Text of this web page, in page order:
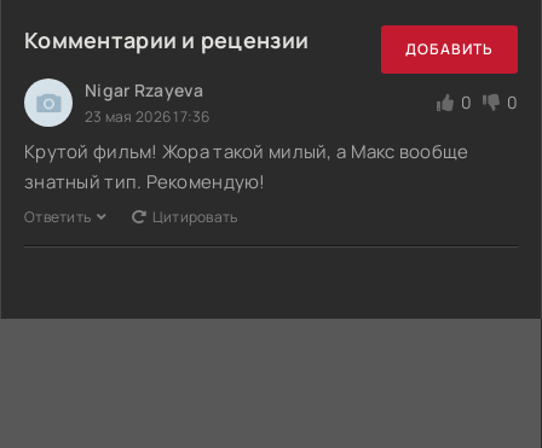
Комментарии и рецензии ДОБАВИТЬ
Nigar Rzayeva
23 мая 2026 17:36
0 0
Крутой фильм! Жора такой милый, а Макс вообще
знатный тип. Рекомендую!
Ответить Цитировать